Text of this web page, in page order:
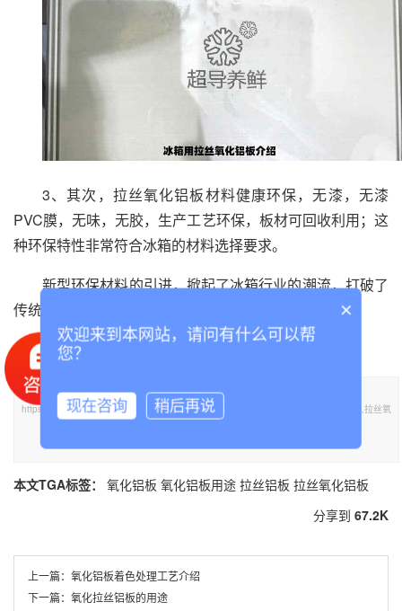
3、其次，拉丝氧化铝板材料健康环保，无漆，无漆
PVC膜，无味，无胶，生产工艺环保，板材可回收利用；这
种环保特性非常符合冰箱的材料选择要求。
新型环保材料的引进，掀起了冰箱行业的潮流，打破了
传统冰箱的白色印象，原冰箱也能如此精致(金色)。
本文标题《冰箱用拉丝氧化铝板介绍》,**于泰诚铝业官网。转载请注明出处：
https://www.tclvban.com//yhlbnews/109.html，需要氧化铝板,氧化铝板用途,拉丝铝板,拉丝氧
化铝板可联系我们！
本文TGA标签： 氧化铝板 氧化铝板用途 拉丝铝板 拉丝氧化铝板
分享到 67.2K
上一篇： 氧化铝板着色处理工艺介绍
下一篇： 氧化拉丝铝板的用途
×
欢迎来到本网站，请问有什么可以帮
您？
现在咨询 稍后再说